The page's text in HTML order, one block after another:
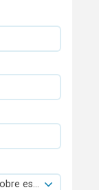
esta viatura.